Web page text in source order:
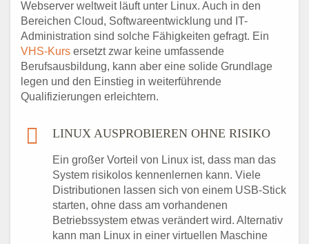
Webserver weltweit läuft unter Linux. Auch in den
Bereichen Cloud, Softwareentwicklung und IT-
Administration sind solche Fähigkeiten gefragt. Ein
VHS-Kurs ersetzt zwar keine umfassende
Berufsausbildung, kann aber eine solide Grundlage
legen und den Einstieg in weiterführende
Qualifizierungen erleichtern.
LINUX AUSPROBIEREN OHNE RISIKO
Ein großer Vorteil von Linux ist, dass man das
System risikolos kennenlernen kann. Viele
Distributionen lassen sich von einem USB-Stick
starten, ohne dass am vorhandenen
Betriebssystem etwas verändert wird. Alternativ
kann man Linux in einer virtuellen Maschine